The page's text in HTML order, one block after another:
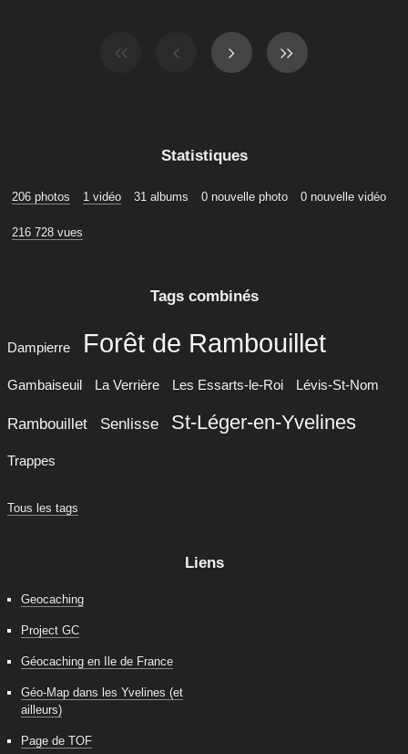
Statistiques
206 photos 1 vidéo 31 albums 0 nouvelle photo 0 nouvelle vidéo
216 728 vues
Tags combinés
Dampierre Forêt de Rambouillet
Gambaiseuil La Verrière Les Essarts-le-Roi Lévis-St-Nom
Rambouillet Senlisse St-Léger-en-Yvelines
Trappes
Tous les tags
Liens
Geocaching
Project GC
Géocaching en Ile de France
Géo-Map dans les Yvelines (et
ailleurs)
Page de TOF